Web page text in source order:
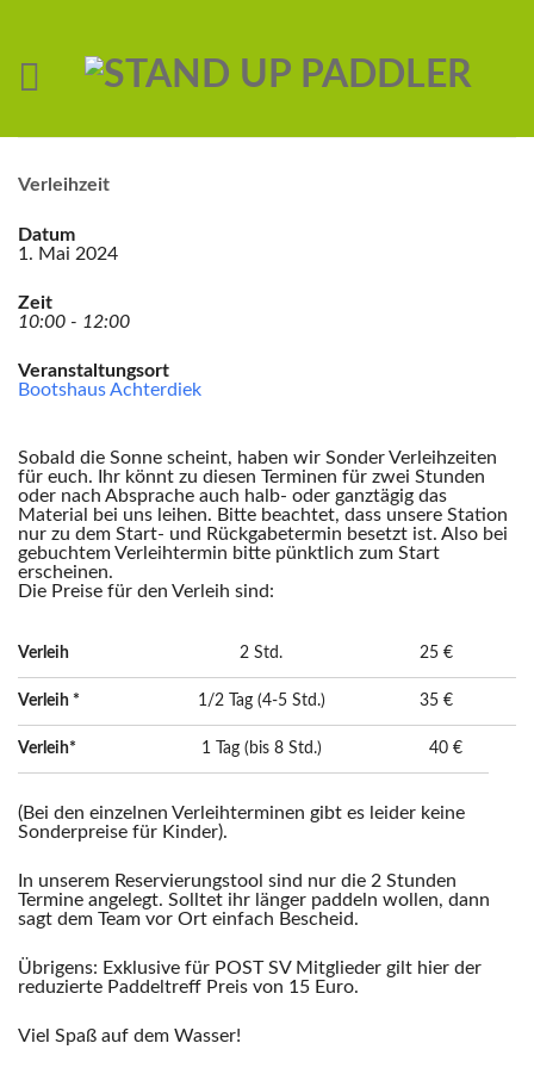
Verleihzeit
Datum
1. Mai 2024
Zeit
10:00 - 12:00
Veranstaltungsort
Bootshaus Achterdiek
Sobald die Sonne scheint, haben wir Sonder Verleihzeiten
für euch. Ihr könnt zu diesen Terminen für zwei Stunden
oder nach Absprache auch halb- oder ganztägig das
Material bei uns leihen. Bitte beachtet, dass unsere Station
nur zu dem Start- und Rückgabetermin besetzt ist. Also bei
gebuchtem Verleihtermin bitte pünktlich zum Start
erscheinen.
Die Preise für den Verleih sind:
Verleih 2 Std. 25 €
Verleih * 1/2 Tag (4-5 Std.) 35 €
Verleih* 1 Tag (bis 8 Std.) 40 €
(Bei den einzelnen Verleihterminen gibt es leider keine
Sonderpreise für Kinder).
In unserem Reservierungstool sind nur die 2 Stunden
Termine angelegt. Solltet ihr länger paddeln wollen, dann
sagt dem Team vor Ort einfach Bescheid.
Übrigens: Exklusive für POST SV Mitglieder gilt hier der
reduzierte Paddeltreff Preis von 15 Euro.
Viel Spaß auf dem Wasser!